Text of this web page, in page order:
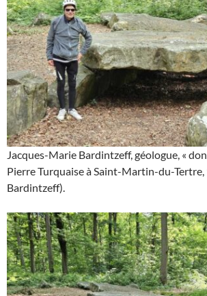
Jacques-Marie Bardintzeff, géologue, «
Pierre Turquaise à Saint-Martin-du-
Bardintzeff).